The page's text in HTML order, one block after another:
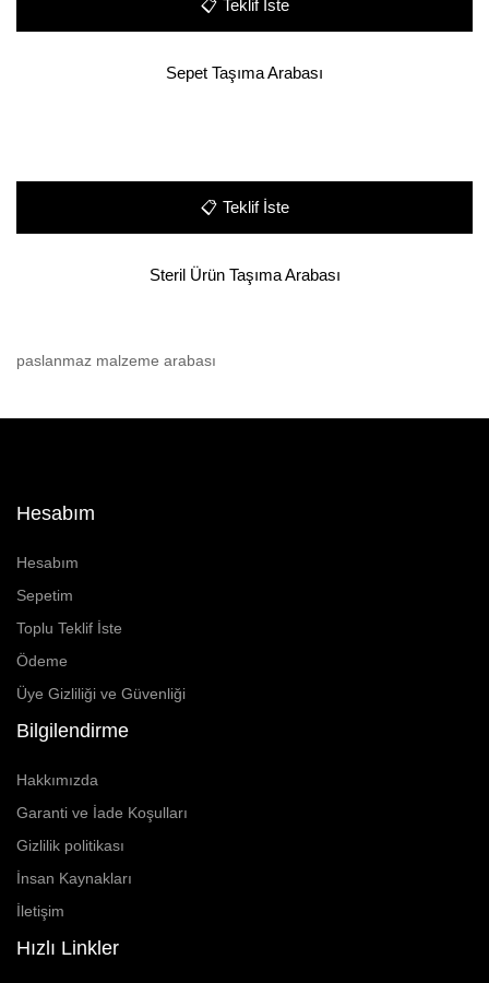
📋 Teklif İste
Sepet Taşıma Arabası
📋 Teklif İste
Steril Ürün Taşıma Arabası
paslanmaz malzeme arabası
Hesabım
Hesabım
Sepetim
Toplu Teklif İste
Ödeme
Üye Gizliliği ve Güvenliği
Bilgilendirme
Hakkımızda
Garanti ve İade Koşulları
Gizlilik politikası
İnsan Kaynakları
İletişim
Hızlı Linkler